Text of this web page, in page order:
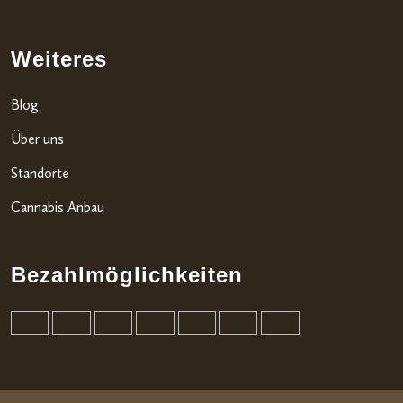
Weiteres
Blog
Über uns
Standorte
Cannabis Anbau
Bezahlmöglichkeiten